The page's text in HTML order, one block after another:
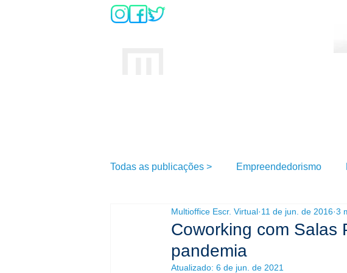
Todas as publicações > Empreendedorismo
Coworking com Salas
pandemia
Multioffice Escr. Virtual 11 de jun. de 2016 3
Atualizado: 6 de jun. de 2021